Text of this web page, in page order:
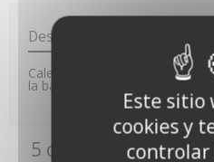
Descripción
Cale permettant de fixer la
la base du pluviomètre.
5 otros productos de
Este sitio
cookies y
controlar